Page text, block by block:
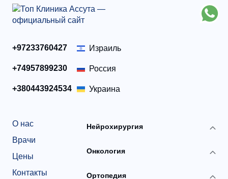
+97233760427 Израиль
+74957899230 Россия
+380443924534 Украина
О нас
Врачи
Цены
Контакты
Нейрохирургия
Онкология
Ортопедия